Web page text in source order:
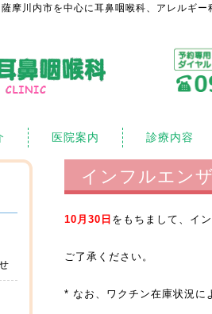
摩川内市を中心に耳鼻咽喉科、アレルギ
医院案内 診療内容
インフルエン
10月30日 をもちまして、イ
ご了承ください。
* なお、ワクチン在庫状況に